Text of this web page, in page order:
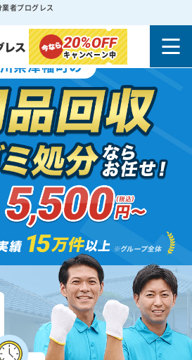
者プログレス
20%OFF
キャンペーン中
県津幡町の